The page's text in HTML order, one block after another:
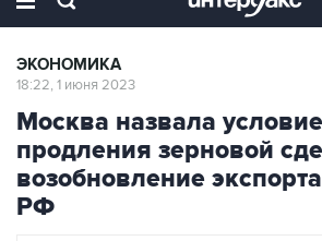
ЭКОНОМИКА
18:22, 1 июня 2023
Москва назвала
продления зерновой
возобновление
РФ